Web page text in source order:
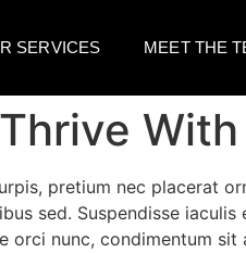
SERVICES MEET THE
pretium nec placerat
sed. Suspendisse
orci nunc, condimentum